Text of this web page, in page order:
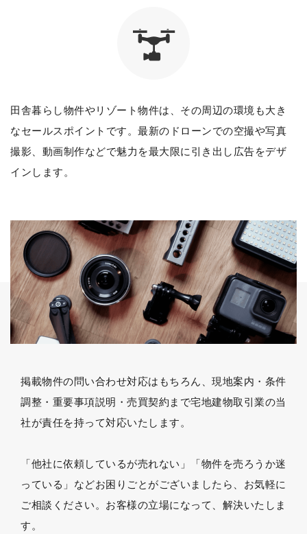
田舎暮らし物件やリゾート物件は、その周辺の環境も大き
なセールスポイントです。最新のドローンでの空撮や写真
撮影、動画制作などで魅力を最大限に引き出し広告をデザ
インします。
掲載物件の問い合わせ対応はもちろん、現地案内・条件
調整・重要事項説明・売買契約まで宅地建物取引業の当
社が責任を持って対応いたします。
「他社に依頼しているが売れない」「物件を売ろうか迷
っている」などお困りごとがございましたら、お気軽に
ご相談ください。お客様の立場になって、解決いたしま
す。